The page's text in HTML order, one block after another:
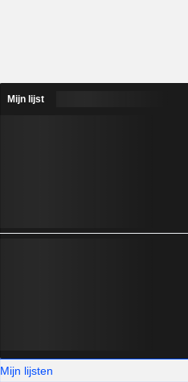
Mijn lijst
Mijn lijsten